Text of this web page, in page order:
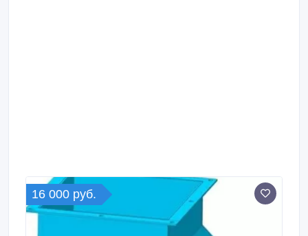
16 000 руб.